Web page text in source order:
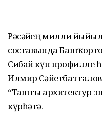
Рәсәйҙең милли
составында
Сибай күп профилле
Илмир
“Ташты архитектур
күрһәтә.